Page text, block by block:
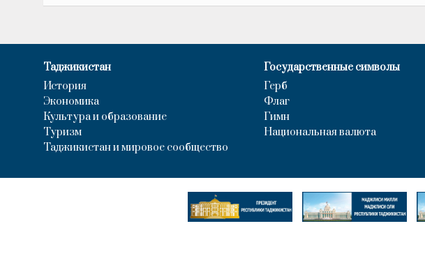
Таджикистан
История
Экономика
Культура и образование
Туризм
Таджикистан и мировое сообщество
Государственные символы
Герб
Флаг
Гимн
Национальная валюта